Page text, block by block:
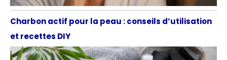
Charbon actif pour la peau : conseils d’utilisation
et recettes DIY